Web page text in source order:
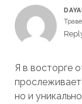
Я в восторге
но и